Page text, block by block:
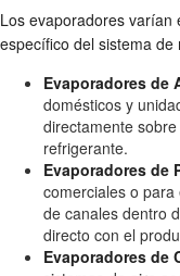
Los evaporadores varían
específico del sistema de
Evaporadores de
domésticos y
directamente
refrigerante.
Evaporadores de
comerciales o
de canales dentro
directo con el
Evaporadores de